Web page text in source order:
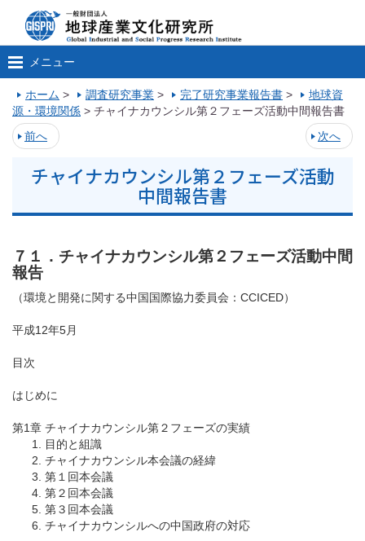
メニュー
ホーム > 調査研究事業 > 完了研究事業報告書 >
地球資
源・環境関係 > チャイナカウンシル第２フェーズ活動中間報告書
前へ
次へ
チャイナカウンシル第２フェーズ活動
中間報告書
７１．チャイナカウンシル第２フェーズ活動中間
報告
（環境と開発に関する中国国際協力委員会：CCICED）
平成12年5月
目次
はじめに
第1章 チャイナカウンシル第２フェーズの実績
目的と組識
チャイナカウンシル本会議の経緯
第１回本会議
第２回本会議
第３回本会議
チャイナカウンシルへの中国政府の対応